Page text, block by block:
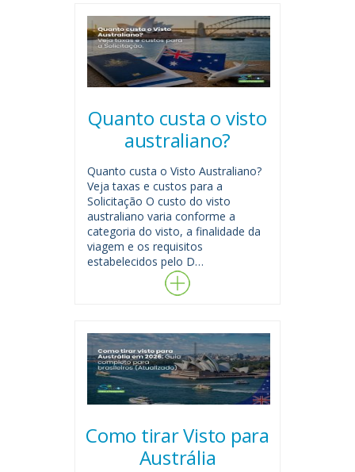
Quanto custa o visto
australiano?
Quanto custa o Visto Australiano?
Veja taxas e custos para a
Solicitação O custo do visto
australiano varia conforme a
categoria do visto, a finalidade da
viagem e os requisitos
estabelecidos pelo D…
Como tirar Visto para
Austrália